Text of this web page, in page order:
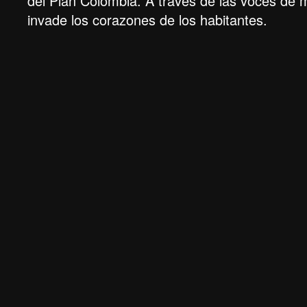
invade los corazones de los habitantes.